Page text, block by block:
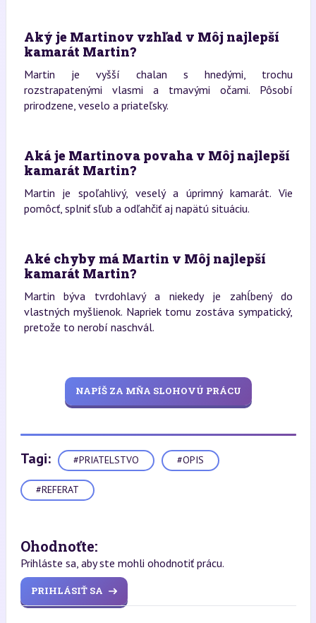
Aký je Martinov vzhľad v Môj najlepší
kamarát Martin?
Martin je vyšší chalan s hnedými, trochu
rozstrapatenými vlasmi a tmavými očami. Pôsobí
prirodzene, veselo a priateľsky.
Aká je Martinova povaha v Môj najlepší
kamarát Martin?
Martin je spoľahlivý, veselý a úprimný kamarát. Vie
pomôcť, splniť sľub a odľahčiť aj napätú situáciu.
Aké chyby má Martin v Môj najlepší
kamarát Martin?
Martin býva tvrdohlavý a niekedy je zahĺbený do
vlastných myšlienok. Napriek tomu zostáva sympatický,
pretože to nerobí naschvál.
NAPÍŠ ZA MŇA SLOHOVÚ PRÁCU
Tagi: #PRIATELSTVO #OPIS
#REFERAT
Ohodnoťte:
Prihláste sa, aby ste mohli ohodnotiť prácu.
PRIHLÁSIŤ SA